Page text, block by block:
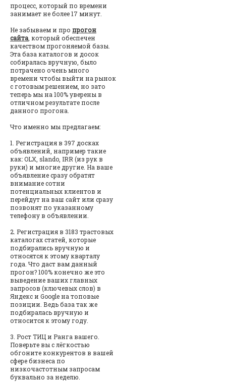
процесс, который по времени
занимает не более 17 минут.
Не забываем и про прогон
сайта , который обеспечен
качеством прогоняемой базы.
Эта база каталогов и досок
собиралась вручную, было
потрачено очень много
времени чтобы выйти на рынок
с готовым решением, но зато
теперь мы на 100% уверены в
отличном результате после
данного прогона.
Что именно мы предлагаем:
1. Регистрация в 397 досках
объявлений, например такие
как: OLX, slando, IRR (из рук в
руки) и многие другие. На ваше
объявление сразу обратят
внимание сотни
потенциальных клиентов и
перейдут на ваш сайт или сразу
позвонят по указанному
телефону в объявлении.
2. Регистрация в 3183 трастовых
каталогах статей, которые
подбирались вручную и
относятся к этому кварталу
года. Что даст вам данный
прогон? 100% конечно же это
выведение ваших главных
запросов (ключевых слов) в
Яндекс и Google на топовые
позиции. Ведь база так же
подбиралась вручную и
относится к этому году.
3. Рост ТИЦ и Ранга вашего.
Поверьте вы с лёгкостью
обгоните конкурентов в вашей
сфере бизнеса по
низкочастотным запросам
буквально за неделю.